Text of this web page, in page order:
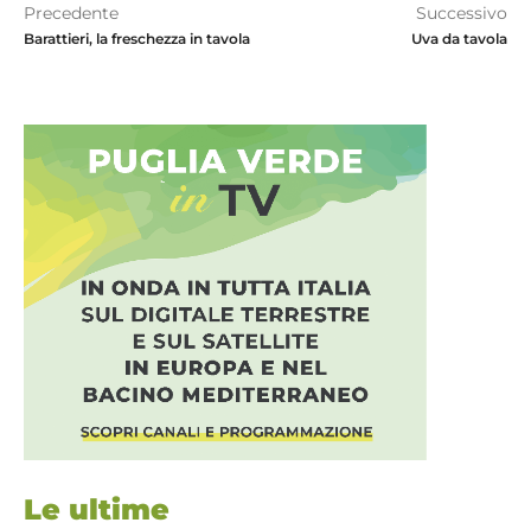
Precedente
Barattieri, la freschezza in tavola
Successivo
Uva da tavola
Le ultime